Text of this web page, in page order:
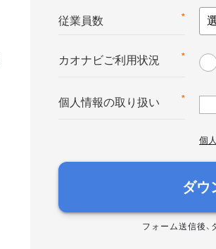
*
従業員数
*
カオナビご利用状況
*
個人情報の取り扱い
個
ダウ
フォーム送信後